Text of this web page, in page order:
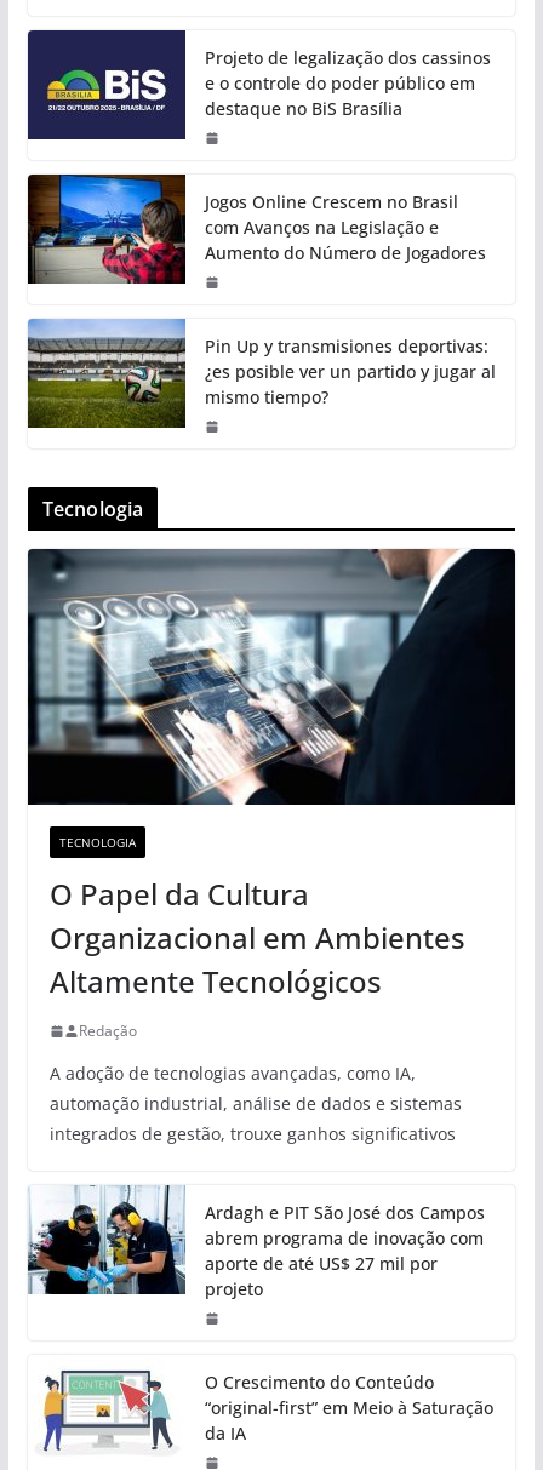
Projeto de legalização dos cassinos
e o controle do poder público em
destaque no BiS Brasília
Jogos Online Crescem no Brasil
com Avanços na Legislação e
Aumento do Número de Jogadores
Pin Up y transmisiones deportivas:
¿es posible ver un partido y jugar al
mismo tiempo?
Tecnologia
TECNOLOGIA
O Papel da Cultura
Organizacional em Ambientes
Altamente Tecnológicos
Redação
A adoção de tecnologias avançadas, como IA,
automação industrial, análise de dados e sistemas
integrados de gestão, trouxe ganhos significativos
Ardagh e PIT São José dos Campos
abrem programa de inovação com
aporte de até US$ 27 mil por
projeto
O Crescimento do Conteúdo
“original-first” em Meio à Saturação
da IA